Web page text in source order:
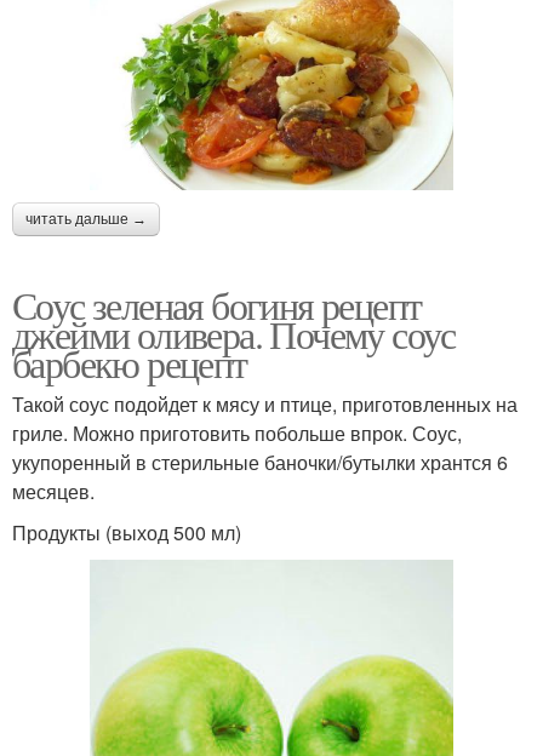
читать дальше →
Соус зеленая богиня рецепт
джейми оливера. Почему соус
барбекю рецепт
Такой соус подойдет к мясу и птице, приготовленных на
гриле. Можно приготовить побольше впрок. Соус,
укупоренный в стерильные баночки/бутылки хрантся 6
месяцев.
Продукты (выход 500 мл)